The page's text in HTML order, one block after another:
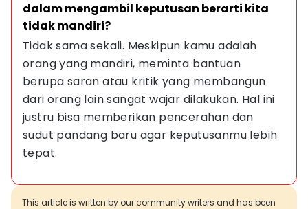
dalam mengambil keputusan berarti kita
tidak mandiri?
Tidak sama sekali. Meskipun kamu adalah
orang yang mandiri, meminta bantuan
berupa saran atau kritik yang membangun
dari orang lain sangat wajar dilakukan. Hal ini
justru bisa memberikan pencerahan dan
sudut pandang baru agar keputusanmu lebih
tepat.
This article is written by our community writers and has been